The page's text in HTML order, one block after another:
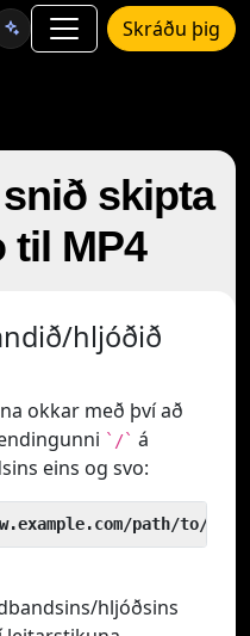
Skráðu þig
skipta
til MP4
hljóðið
okkar með því að
`/` á
eins og svo:
path/to/
hljóðsins